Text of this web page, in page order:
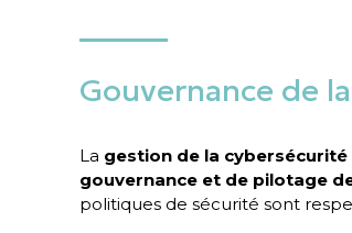
Gouvernance de
La gestion de la cybersécurité
gouvernance et de pilotage
politiques de sécurité sont